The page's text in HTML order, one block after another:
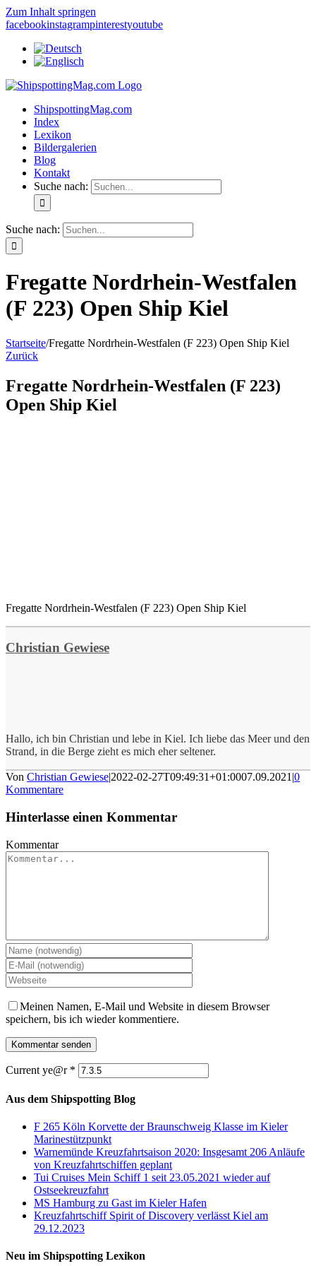
Zum Inhalt springen
facebookinstagrampinterestyoutube
ShipspottingMag.com
Index
Lexikon
Bildergalerien
Blog
Kontakt
Suche nach:
Suche nach:
Fregatte Nordrhein-Westfalen
(F 223) Open Ship Kiel
Startseite/Fregatte Nordrhein-Westfalen (F 223) Open Ship Kiel
Zurück
Fregatte Nordrhein-Westfalen (F 223)
Open Ship Kiel
Fregatte Nordrhein-Westfalen (F 223) Open Ship Kiel
Christian Gewiese
Hallo, ich bin Christian und lebe in Kiel. Ich liebe das Meer und den
Strand, in die Berge zieht es mich eher seltener.
Von Christian Gewiese|2022-02-27T09:49:31+01:0007.09.2021 |0
Kommentare
Hinterlasse einen Kommentar
Kommentar
Meinen Namen, E-Mail und Website in diesem Browser
speichern, bis ich wieder kommentiere.
Current ye@r *
Aus dem Shipspotting Blog
F 265 Köln Korvette der Braunschweig Klasse im Kieler
Marinestützpunkt
Warnemünde Kreuzfahrtsaison 2020: Insgesamt 206 Anläufe
von Kreuzfahrtschiffen geplant
Tui Cruises Mein Schiff 1 seit 23.05.2021 wieder auf
Ostseekreuzfahrt
MS Hamburg zu Gast im Kieler Hafen
Kreuzfahrtschiff Spirit of Discovery verlässt Kiel am
29.12.2023
Neu im Shipspotting Lexikon